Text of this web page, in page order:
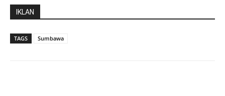
IKLAN
TAGS Sumbawa